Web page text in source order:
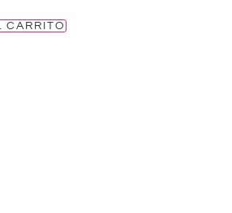
CARRITO